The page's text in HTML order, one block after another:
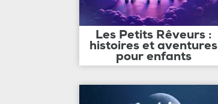
Les Petits Rêveurs :
histoires et aventures
pour enfants